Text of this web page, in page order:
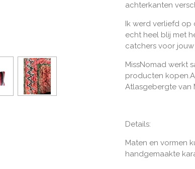
achterkanten
Ik werd verliefd
echt heel blij met
catchers voor jouw
MissNomad werkt
producten kopen.
Atlasgebergte van
Details:
Maten en vormen
handgemaakte